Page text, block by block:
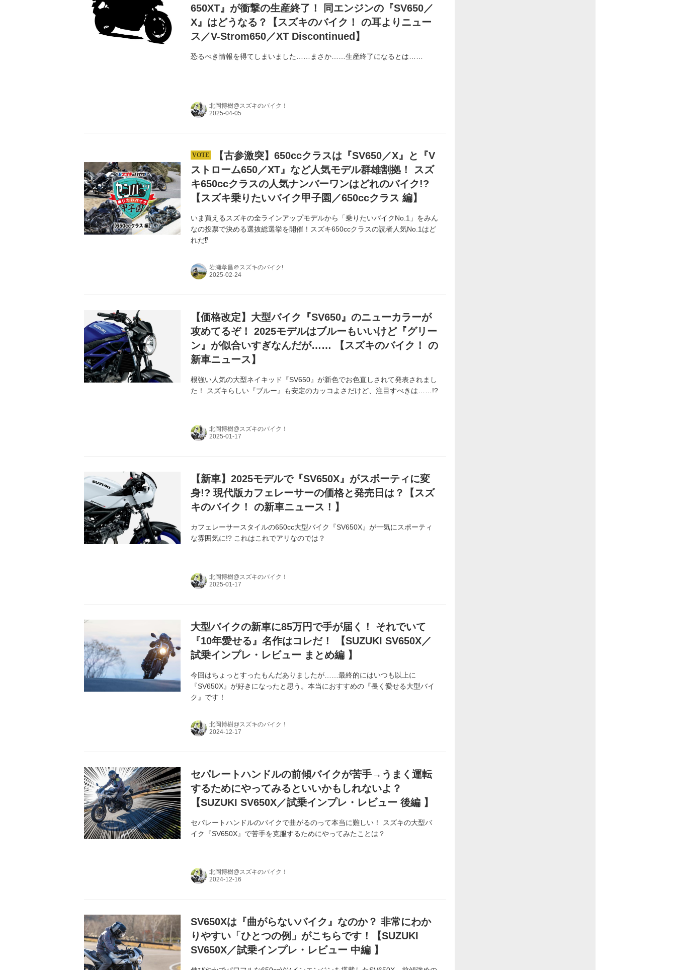
650XT』が衝撃の生産終了！ 同エンジンの『SV650／
X』はどうなる？【スズキのバイク！ の耳よりニュー
ス／V-Strom650／XT Discontinued】
恐るべき情報を得てしまいました……まさか……生産終了になるとは……
北岡博樹@スズキのバイク！
【古参激突】650ccクラスは『SV650／X』と『V
ストローム650／XT』など人気モデル群雄割拠！ スズ
キ650ccクラスの人気ナンバーワンはどれのバイク!?
【スズキ乗りたいバイク甲子園／650ccクラス 編】
いま買えるスズキの全ラインアップモデルから「乗りたいバイクNo.1」をみん
なの投票で決める選抜総選挙を開催！スズキ650ccクラスの読者人気No.1はど
れだ⁉︎
岩瀬孝昌＠スズキのバイク!
【価格改定】大型バイク『SV650』のニューカラーが
攻めてるぞ！ 2025モデルはブルーもいいけど『グリー
ン』が似合いすぎなんだが…… 【スズキのバイク！ の
新車ニュース】
根強い人気の大型ネイキッド『SV650』が新色でお色直しされて発表されまし
た！ スズキらしい『ブルー』も安定のカッコよさだけど、注目すべきは……!?
北岡博樹@スズキのバイク！
【新車】2025モデルで『SV650X』がスポーティに変
身!? 現代版カフェレーサーの価格と発売日は？【スズ
キのバイク！ の新車ニュース！】
カフェレーサースタイルの650cc大型バイク『SV650X』が一気にスポーティ
な雰囲気に!? これはこれでアリなのでは？
北岡博樹@スズキのバイク！
大型バイクの新車に85万円で手が届く！ それでいて
『10年愛せる』名作はコレだ！ 【SUZUKI SV650X／
試乗インプレ・レビュー まとめ編 】
今回はちょっとすったもんだありましたが……最終的にはいつも以上に
『SV650X』が好きになったと思う。本当におすすめの『長く愛せる大型バイ
ク』です！
北岡博樹@スズキのバイク！
セパレートハンドルの前傾バイクが苦手→うまく運転
するためにやってみるといいかもしれないよ？
【SUZUKI SV650X／試乗インプレ・レビュー 後編 】
セパレートハンドルのバイクで曲がるのって本当に難しい！ スズキの大型バ
イク『SV650X』で苦手を克服するためにやってみたことは？
北岡博樹@スズキのバイク！
SV650Xは『曲がらないバイク』なのか？ 非常にわか
りやすい「ひとつの例」がこちらです！【SUZUKI
SV650X／試乗インプレ・レビュー 中編 】